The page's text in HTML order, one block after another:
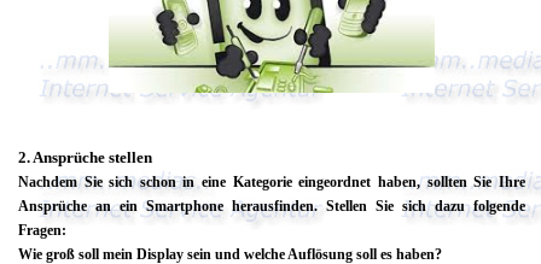
2. Ansprüche stellen
Nachdem Sie sich schon in eine Kategorie eingeordnet haben, sollten Sie Ihre
Ansprüche an ein Smartphone herausfinden. Stellen Sie sich dazu folgende
Fragen:
Wie groß soll mein Display sein und welche Auflösung soll es haben?